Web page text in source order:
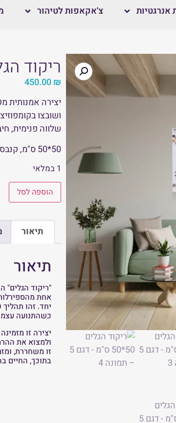
אנרגטיות צ'אקאפות לטיהור
ריקוד הגלים 50*50
450.00₪
יצירה אמנותית
ושובצו
שלווה פנימית,
50*50 ס"מ, קנבס צבע לבן
1 במלאי
הוספה לסל
תיאור
תיאור
"ריקוד הגלים"
אחת
יחד. זהו
כשהתנועה
יצירה זו
ולמצוא את
זו משחררת,
בתוכך, החיים